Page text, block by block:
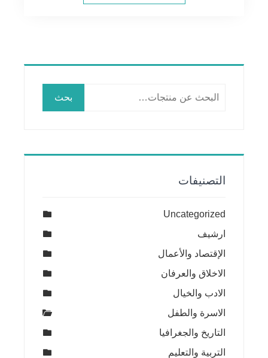
بحث
التصنيفات
Uncategorized
ارشيف
الإقتصاد والأعمال
الاخلاق والعرفان
الادب والخيال
الاسرة والطفل
التاريخ والجغرافيا
التربية والتعليم